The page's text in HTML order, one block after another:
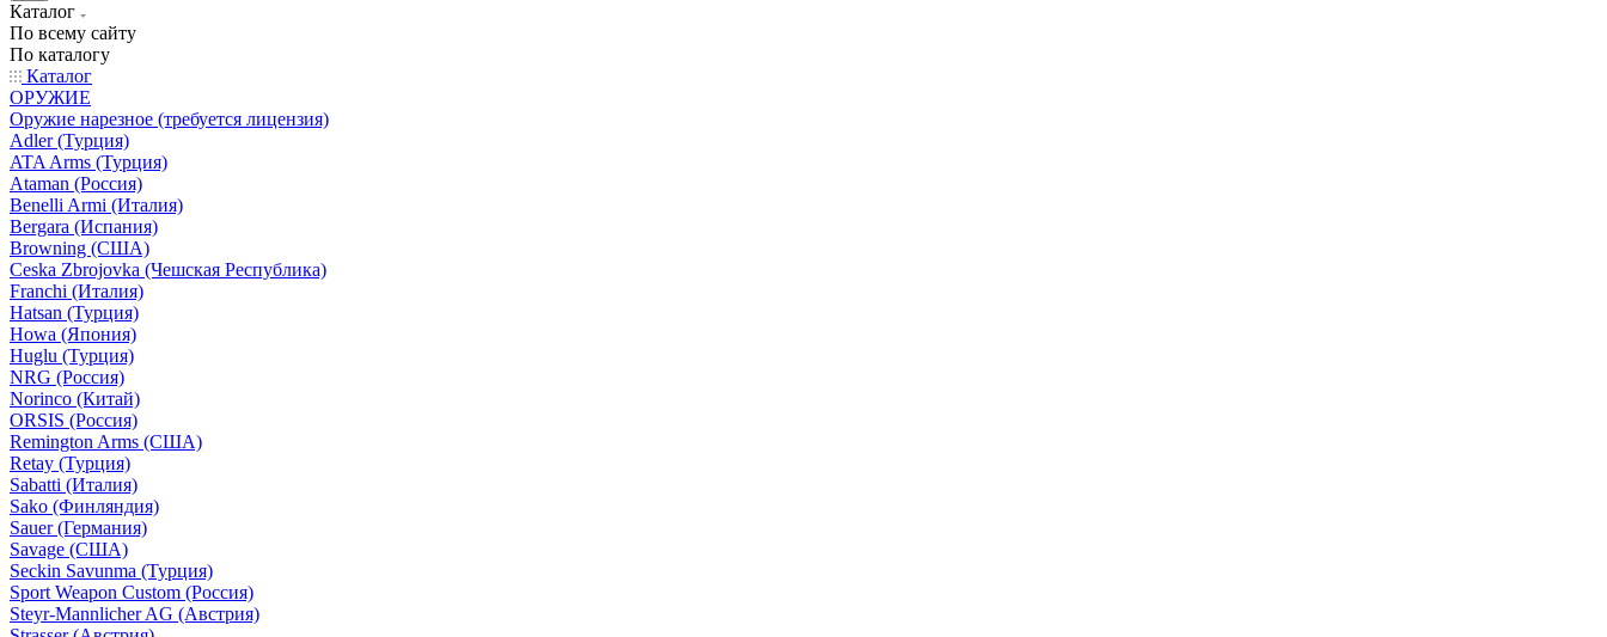
Каталог
По всему сайту
По каталогу
Каталог
ОРУЖИЕ
Оружие нарезное (требуется лицензия)
Adler (Турция)
ATA Arms (Турция)
Ataman (Россия)
Benelli Armi (Италия)
Bergara (Испания)
Browning (США)
Ceska Zbrojovka (Чешская Республика)
Franchi (Италия)
Hatsan (Турция)
Howa (Япония)
Huglu (Турция)
NRG (Россия)
Norinco (Китай)
ORSIS (Россия)
Remington Arms (США)
Retay (Турция)
Sabatti (Италия)
Sako (Финляндия)
Sauer (Германия)
Savage (США)
Seckin Savunma (Турция)
Sport Weapon Custom (Россия)
Steyr-Mannlicher AG (Австрия)